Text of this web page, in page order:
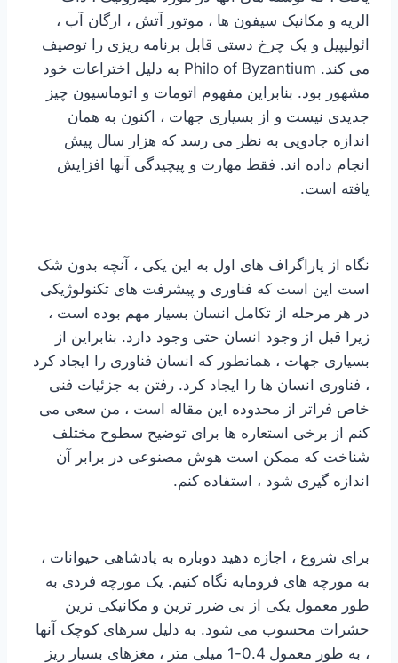
الریه و مکانیک سیفون ها ، موتور آتش ، ارگان آب ،
ائولیپیل و یک چرخ دستی قابل برنامه ریزی را توصیف
می کند. Philo of Byzantium به دلیل اختراعات خود
مشهور بود. بنابراین مفهوم اتومات و اتوماسیون چیز
جدیدی نیست و از بسیاری جهات ، اکنون به همان
اندازه جادویی به نظر می رسد که هزار سال پیش
انجام داده اند. فقط مهارت و پیچیدگی آنها افزایش
یافته است.
نگاه از پاراگراف های اول به این یکی ، آنچه بدون شک
است این است که فناوری و پیشرفت های تکنولوژیکی
در هر مرحله از تکامل انسان بسیار مهم بوده است ،
زیرا قبل از وجود انسان حتی وجود دارد. بنابراین از
بسیاری جهات ، همانطور که انسان فناوری را ایجاد کرد
، فناوری انسان ها را ایجاد کرد. رفتن به جزئیات فنی
خاص فراتر از محدوده این مقاله است ، من سعی می
کنم از برخی استعاره ها برای توضیح سطوح مختلف
شناخت که ممکن است هوش مصنوعی در برابر آن
اندازه گیری شود ، استفاده کنم.
برای شروع ، اجازه دهید دوباره به پادشاهی حیوانات ،
به مورچه های فرومایه نگاه کنیم. یک مورچه فردی به
طور معمول یکی از بی ضرر ترین و مکانیکی ترین
حشرات محسوب می شود. به دلیل سرهای کوچک آنها
، به طور معمول 0.4-1 میلی متر ، مغزهای بسیار ریز